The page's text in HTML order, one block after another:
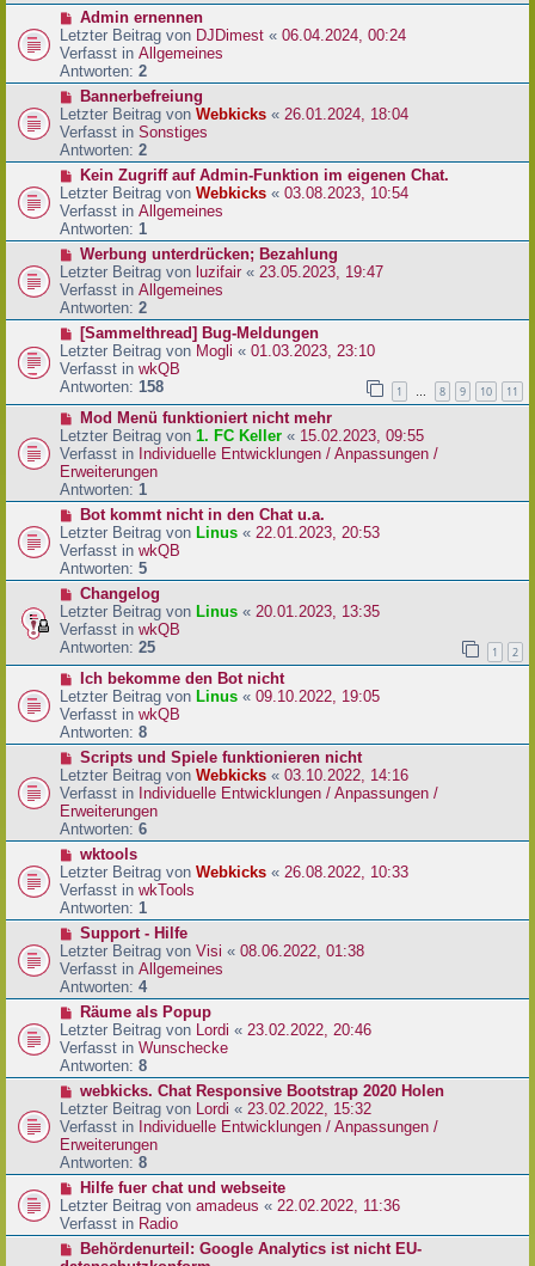
a
g
r
B
e
i
t
a
g
N
e
u
e
r
B
e
i
t
a
g
Admin ernennen
Letzter Beitrag von DJDimest « 06.04.2024, 00:24
Verfasst in Allgemeines
Antworten: 2
N
e
u
e
r
B
e
i
t
a
g
Bannerbefreiung
Letzter Beitrag von Webkicks « 26.01.2024, 18:04
Verfasst in Sonstiges
Antworten: 2
N
e
u
e
r
B
e
i
t
a
g
Kein Zugriff auf Admin-Funktion im eigenen Chat.
Letzter Beitrag von Webkicks « 03.08.2023, 10:54
Verfasst in Allgemeines
Antworten: 1
N
e
u
e
r
B
e
i
t
a
g
Werbung unterdrücken; Bezahlung
Letzter Beitrag von luzifair « 23.05.2023, 19:47
Verfasst in Allgemeines
Antworten: 2
N
e
u
e
r
B
e
i
t
r
a
g
[Sammelthread] Bug-Meldungen
Letzter Beitrag von Mogli « 01.03.2023, 23:10
Verfasst in wkQB
Antworten: 158 1 … 8 9 10 11
N
e
u
e
r
B
e
i
t
r
a
g
Mod Menü funktioniert nicht mehr
Letzter Beitrag von 1. FC Keller « 15.02.2023, 09:55
Verfasst in Individuelle Entwicklungen / Anpassungen /
Erweiterungen
Antworten: 1
N
e
u
e
r
B
e
i
t
a
g
Bot kommt nicht in den Chat u.a.
Letzter Beitrag von Linus « 22.01.2023, 20:53
Verfasst in wkQB
Antworten: 5
N
e
u
e
r
B
e
i
t
a
g
Changelog
Letzter Beitrag von Linus « 20.01.2023, 13:35
Verfasst in wkQB
Antworten: 25 1 2
N
e
u
e
r
B
e
i
t
r
a
g
Ich bekomme den Bot nicht
Letzter Beitrag von Linus « 09.10.2022, 19:05
Verfasst in wkQB
Antworten: 8
N
e
u
e
r
B
e
i
t
r
a
g
Scripts und Spiele funktionieren nicht
Letzter Beitrag von Webkicks « 03.10.2022, 14:16
Verfasst in Individuelle Entwicklungen / Anpassungen /
Erweiterungen
Antworten: 6
N
e
u
e
r
B
e
i
t
a
g
wktools
Letzter Beitrag von Webkicks « 26.08.2022, 10:33
Verfasst in wkTools
Antworten: 1
N
e
u
e
r
B
e
i
t
a
g
Support - Hilfe
Letzter Beitrag von Visi « 08.06.2022, 01:38
Verfasst in Allgemeines
Antworten: 4
N
e
u
e
r
B
e
i
t
r
a
g
Räume als Popup
Letzter Beitrag von Lordi « 23.02.2022, 20:46
Verfasst in Wunschecke
Antworten: 8
N
e
u
e
r
B
e
i
t
webkicks. Chat Responsive Bootstrap 2020 Holen
Letzter Beitrag von Lordi « 23.02.2022, 15:32
Verfasst in Individuelle Entwicklungen / Anpassungen /
Erweiterungen
Antworten: 8
N
e
u
e
Hilfe fuer chat und webseite
Letzter Beitrag von amadeus « 22.02.2022, 11:36
Verfasst in Radio
NBehördenurteil: Google Analytics ist nicht EU-